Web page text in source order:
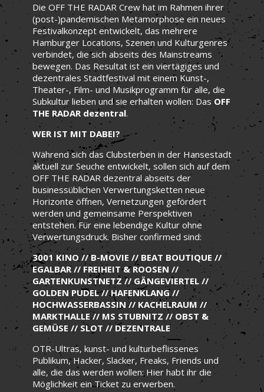
Die OFF THE RADAR Crew hat im Rahmen ihrer
(post-)pandemischen Metamorphose ein neues
Festivalkonzept entwickelt, das mehrere
Hamburger Locations, Szenen und Kulturgenres
verbindet, die sich abseits des Mainstreams
bewegen. Das Resultat ist ein viertägiges und
dezentrales Stadtfestival mit einem Kunst-,
Theater-, Film- und Musikprogramm für alle, die
Subkultur lieben und sie erhalten wollen: Das OFF
THE RADAR dezentral.
WER IST MIT DABEI?
Während sich das Clubsterben in der Hansestadt
aktuell zur Seuche entwickelt, sollen sich auf dem
OFF THE RADAR dezentral abseits der
businessüblichen Verwertungsketten neue
Horizonte öffnen, Vernetzungen gefördert
werden und gemeinsame Perspektiven
entstehen. Für eine lebendige Kultur ohne
Verwertungsdruck. Bisher confirmed sind:
3001 KINO // B-MOVIE // BEAT BOUTIQUE //
EGALBAR // FREIHEIT & ROOSEN //
GARTENKUNSTNETZ // GÄNGEVIERTEL //
GOLDEN PUDEL // HAFENKLANG //
HOCHWASSERBASSIN // KACHELRAUM //
MARKTHALLE // MS STUBNITZ // OBST &
GEMÜSE // SLOT // DEZENTRALE
OTR-Ultras, kunst- und kulturbeflissenes
Publikum, Hacker, Slacker, Freaks, Friends und
alle, die das werden wollen: Hier habt ihr die
Möglichkeit ein Ticket zu erwerben.